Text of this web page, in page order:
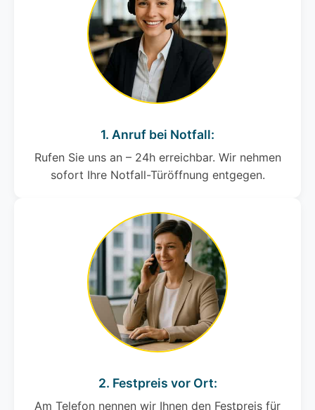
1. Anruf bei Notfall:
Rufen Sie uns an – 24h erreichbar. Wir nehmen
sofort Ihre Notfall-Türöffnung entgegen.
2. Festpreis vor Ort:
Am Telefon nennen wir Ihnen den Festpreis für